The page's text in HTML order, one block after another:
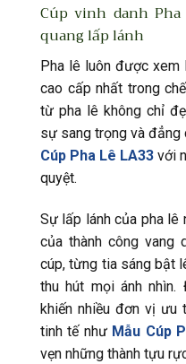
Cúp vinh danh
quang lấp lánh
Pha lê luôn được
cao cấp nhất trong
từ pha lê không chỉ
sự sang trọng và đẳng
Cúp Pha Lê LA33 với
quyệt.
Sự lấp lánh của pha lê
của thành công vang
cúp, từng tia sáng bật
thu hút mọi ánh
khiến nhiều đơn vị ưu
tinh tế như Mẫu Cúp
vẹn những thành tựu